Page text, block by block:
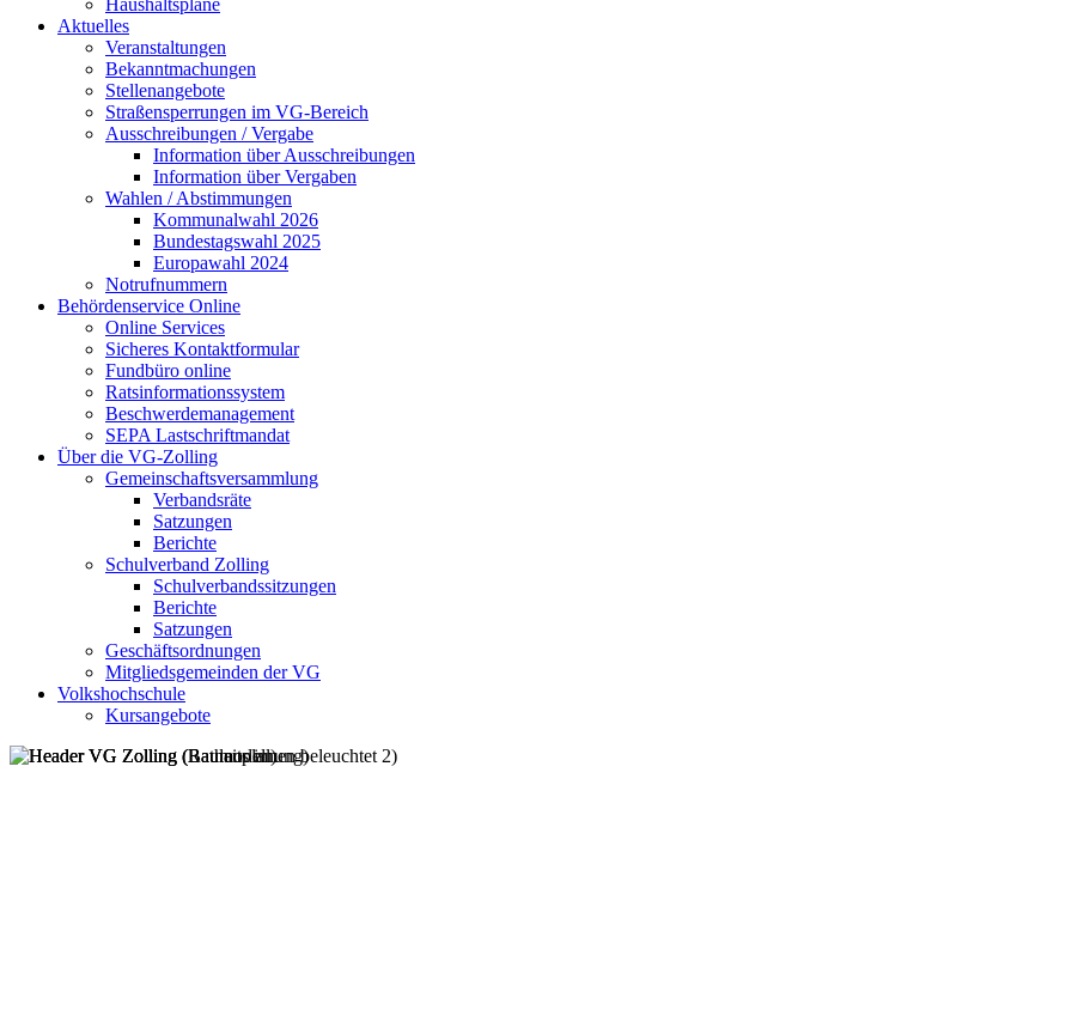
Haushaltspläne
Aktuelles
Veranstaltungen
Bekanntmachungen
Stellenangebote
Straßensperrungen im VG-Bereich
Ausschreibungen / Vergabe
Information über Ausschreibungen
Information über Vergaben
Wahlen / Abstimmungen
Kommunalwahl 2026
Bundestagswahl 2025
Europawahl 2024
Notrufnummern
Behördenservice Online
Online Services
Sicheres Kontaktformular
Fundbüro online
Ratsinformationssystem
Beschwerdemanagement
SEPA Lastschriftmandat
Über die VG-Zolling
Gemeinschaftsversammlung
Verbandsräte
Satzungen
Berichte
Schulverband Zolling
Schulverbandssitzungen
Berichte
Satzungen
Geschäftsordnungen
Mitgliedsgemeinden der VG
Volkshochschule
Kursangebote